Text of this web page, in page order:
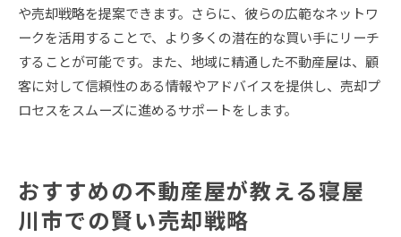
や売却戦略を提案できます。さらに、彼らの広範なネットワ
ークを活用することで、より多くの潜在的な買い手にリーチ
することが可能です。また、地域に精通した不動産屋は、顧
客に対して信頼性のある情報やアドバイスを提供し、売却プ
ロセスをスムーズに進めるサポートをします。
おすすめの不動産屋が教える寝屋
川市での賢い売却戦略